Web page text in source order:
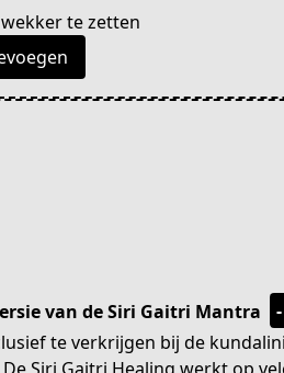
te zetten
van de Siri Gaitri Mantra
te verkrijgen bij de